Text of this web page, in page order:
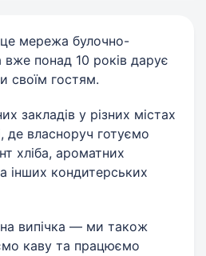
це мережа булочно-
вже понад 10 років дарує
своїм гостям.
закладів у різних містах
де власноруч готуємо
хліба, ароматних
інших кондитерських
випічка — ми також
каву та працюємо